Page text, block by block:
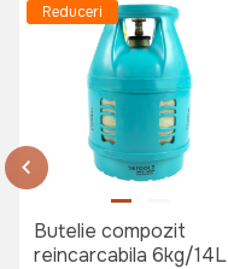
Reduceri
Butelie compozit
reincarcabila 6kg/14L